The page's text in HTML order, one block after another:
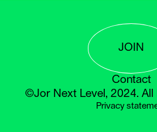
Contact
©Jor Next Level, 2024. All
Privacy
JOIN